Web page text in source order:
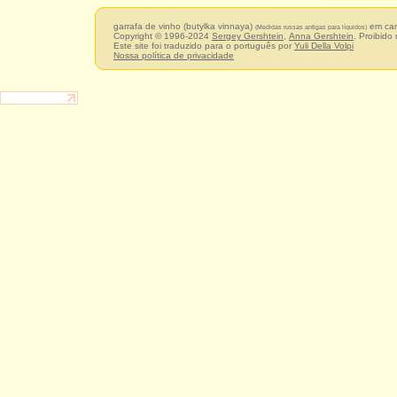
garrafa de vinho (butylka vinnaya) (Medidas russas antigas para líquidos) em
Copyright © 1996-2024 Sergey Gershtein Anna Gershtein .
Este site foi traduzido para o português por Yuli Della Volpi
Nossa política de privacidade